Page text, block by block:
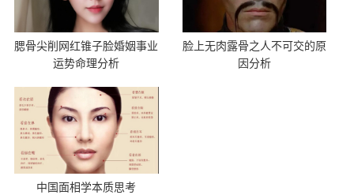
腮骨尖削网红锥子脸婚姻事业
运势命理分析
脸上无肉露骨之人不可交的原
因分析
中国面相学本质思考